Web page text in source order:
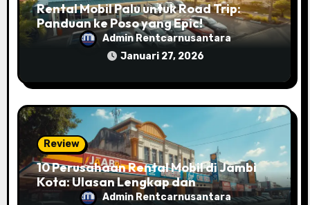
Rental Mobil Palu untuk Road Trip:
Panduan ke Poso yang Epic!
Admin Rentcarnusantara
Januari 27, 2026
Review
10 Perusahaan Rental Mobil di Jambi
Kota: Ulasan Lengkap dan
Perbandingan Layanannya
Admin Rentcarnusantara